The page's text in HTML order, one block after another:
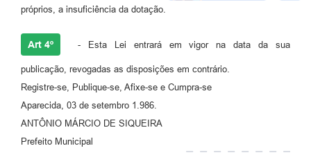
próprios, a insuficiência da dotação.
Art 4º - Esta Lei entrará em vigor na data da sua
publicação, revogadas as disposições em contrário.
Registre-se, Publique-se, Afixe-se e Cumpra-se
Aparecida, 03 de setembro 1.986.
ANTÔNIO MÁRCIO DE SIQUEIRA
Prefeito Municipal